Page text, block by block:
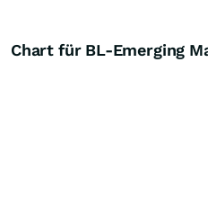
Chart für BL-Emerging